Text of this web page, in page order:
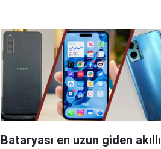
Bataryası en uzun giden akıllı